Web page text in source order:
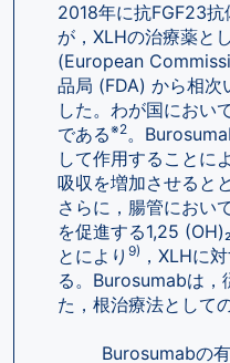
2018年に抗FGF23
が，XLHの治療薬と
(European
品局 (FDA) から相次
した。わが国におい
である※2。
して作用することに
吸収を増加させると
さらに，腸管におい
を促進する1,25
とにより 9) ，XLHに
る。Burosumabは，
た，根治療法として